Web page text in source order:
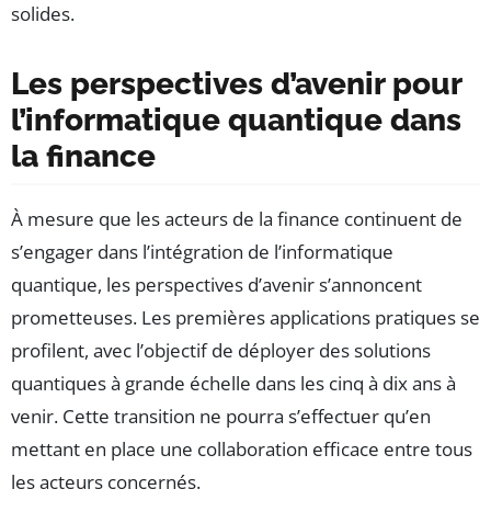
solides.
Les perspectives d’avenir pour
l’informatique quantique dans
la finance
À mesure que les acteurs de la finance continuent de
s’engager dans l’intégration de l’informatique
quantique, les perspectives d’avenir s’annoncent
prometteuses. Les premières applications pratiques se
profilent, avec l’objectif de déployer des solutions
quantiques à grande échelle dans les cinq à dix ans à
venir. Cette transition ne pourra s’effectuer qu’en
mettant en place une collaboration efficace entre tous
les acteurs concernés.